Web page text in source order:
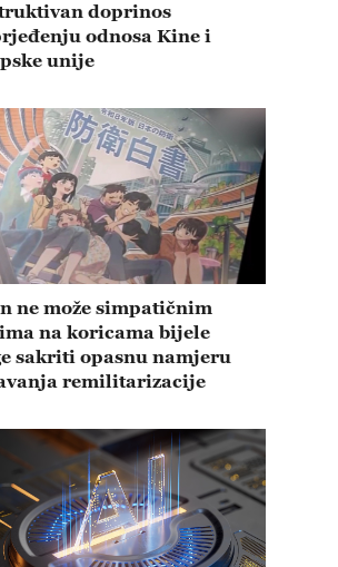
doprinos
odnosa Kine i
unije
ne može simpatičnim
na koricama bijele
sakriti opasnu namjeru
remilitarizacije